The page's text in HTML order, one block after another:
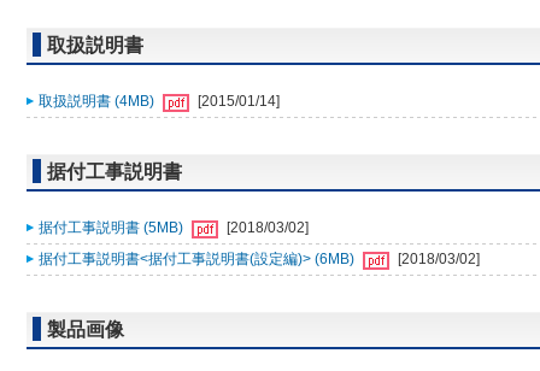
取扱説明書
取扱説明書 (4MB) [2015/01/14]
据付工事説明書
据付工事説明書 (5MB)
[2018/03/02]
据付工事説明書<据付工事説明書(設定編)> (6MB)
[2018/03/02]
製品画像